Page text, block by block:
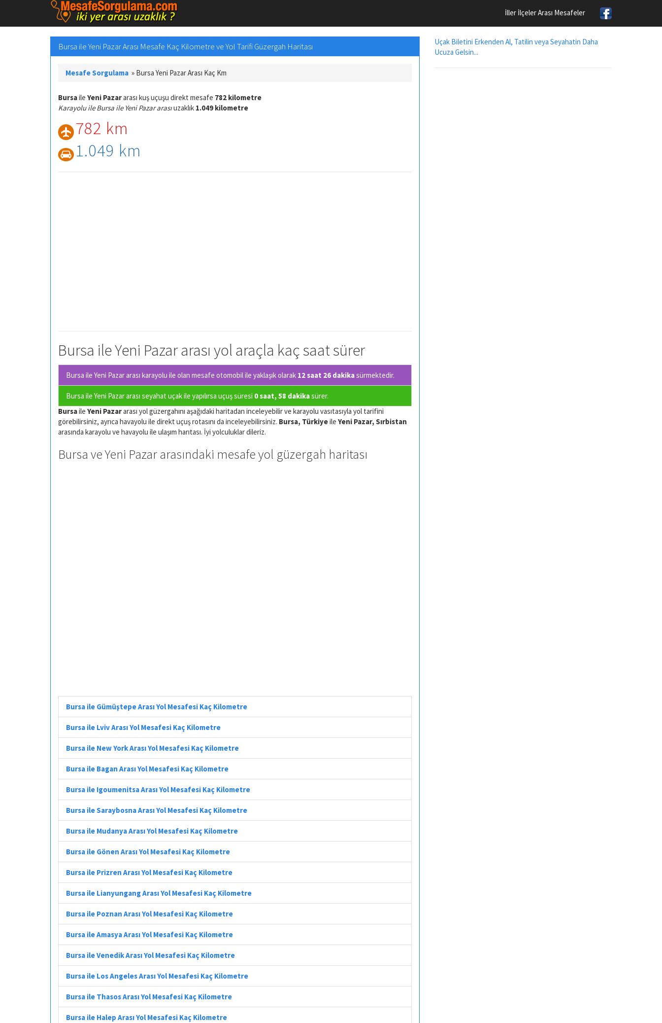
İller İlçeler Arası Mesafeler
Bursa ile Yeni Pazar Arası Mesafe Kaç Kilometre ve Yol Tarifi Güzergah Haritası
Mesafe Sorgulama » Bursa Yeni Pazar Arası Kaç Km
Bursaile Yeni Pazararası kuş uçuşu direkt mesafe 782 kilometre
Karayolu ile Bursa ile Yeni Pazar arasıuzaklık 1.049 kilometre
782 km
1.049 km
Bursa ile Yeni Pazar arası yol araçla kaç saat sürer
Bursa ile Yeni Pazar arası karayolu ile olan mesafe otomobil ile yaklaşık olarak 12 saat 26 dakikasürmektedir.
Bursa ile Yeni Pazar arası seyahat uçak ile yapılırsa uçuş süresi 0 saat, 58 dakikasürer.
Bursaile Yeni Pazararası yol güzergahını aşağıdaki haritadan inceleyebilir ve karayolu vasıtasıyla yol tarifini
görebilirsiniz, ayrıca havayolu ile direkt uçuş rotasını da inceleyebilirsiniz. Bursa, Türkiyeile Yeni Pazar, Sırbistan
arasında karayolu ve havayolu ile ulaşım harıtası. İyi yolculuklar dileriz.
Bursa ve Yeni Pazar arasındaki mesafe yol güzergah haritası
Bursa ile Gümüştepe Arası Yol Mesafesi Kaç Kilometre
Bursa ile Lviv Arası Yol Mesafesi Kaç Kilometre
Bursa ile New York Arası Yol Mesafesi Kaç Kilometre
Bursa ile Bagan Arası Yol Mesafesi Kaç Kilometre
Bursa ile Igoumenitsa Arası Yol Mesafesi Kaç Kilometre
Bursa ile Saraybosna Arası Yol Mesafesi Kaç Kilometre
Bursa ile Mudanya Arası Yol Mesafesi Kaç Kilometre
Bursa ile Gönen Arası Yol Mesafesi Kaç Kilometre
Bursa ile Prizren Arası Yol Mesafesi Kaç Kilometre
Bursa ile Lianyungang Arası Yol Mesafesi Kaç Kilometre
Bursa ile Poznan Arası Yol Mesafesi Kaç Kilometre
Bursa ile Amasya Arası Yol Mesafesi Kaç Kilometre
Bursa ile Venedik Arası Yol Mesafesi Kaç Kilometre
Bursa ile Los Angeles Arası Yol Mesafesi Kaç Kilometre
Bursa ile Thasos Arası Yol Mesafesi Kaç Kilometre
Bursa ile Halep Arası Yol Mesafesi Kaç Kilometre
Uçak Biletini Erkenden Al, Tatilin veya Seyahatin Daha
Ucuza Gelsin...